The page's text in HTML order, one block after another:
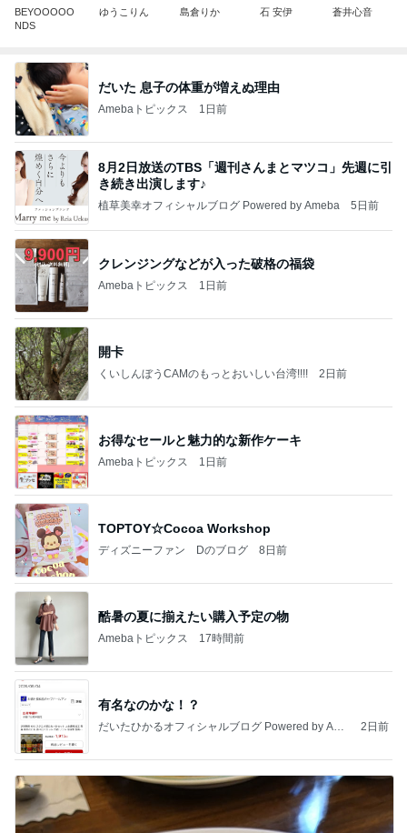
BEYOOOOO
NDS
ゆうこりん 島倉りか 石 安伊 蒼井心音
だいた 息子の体重が増えぬ理由
Amebaトピックス 1日前
8月2日放送のTBS「週刊さんまとマツコ」先週に引
き続き出演します♪
植草美幸オフィシャルブログ Powered by Ameba 5日前
クレンジングなどが入った破格の福袋
Amebaトピックス 1日前
開卡
くいしんぼうCAMのもっとおいしい台湾!!!! 2日前
お得なセールと魅力的な新作ケーキ
Amebaトピックス 1日前
TOPTOY☆Cocoa Workshop
ディズニーファン Dのブログ 8日前
酷暑の夏に揃えたい購入予定の物
Amebaトピックス 17時間前
有名なのかな！？
だいたひかるオフィシャルブログ Powered by Ame
2日前